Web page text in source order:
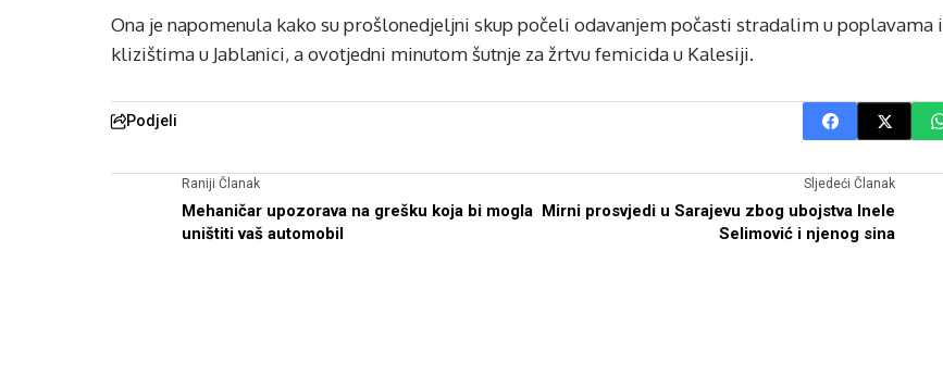
Ona je napomenula kako su prošlonedjeljni skup počeli odavanjem počasti stradalim u poplavama i
klizištima u Jablanici, a ovotjedni minutom šutnje za žrtvu femicida u Kalesiji.
Podjeli
Raniji Članak
Mehaničar upozorava na grešku koja bi mogla
uništiti vaš automobil
Sljedeći Članak
Mirni prosvjedi u Sarajevu zbog ubojstva Inele
Selimović i njenog sina